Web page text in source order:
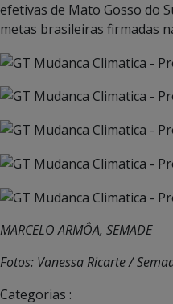
efetivas de Mato Gosso do
metas brasileiras firmadas
MARCELO ARMÔA, SEMADE
Fotos: Vanessa Ricarte /
Categorias :